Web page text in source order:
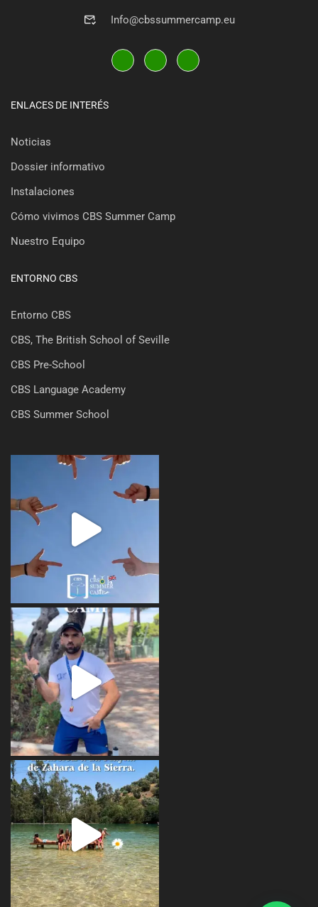
Info@cbssummercamp.eu
ENLACES DE INTERÉS
Noticias
Dossier informativo
Instalaciones
Cómo vivimos CBS Summer Camp
Nuestro Equipo
ENTORNO CBS
Entorno CBS
CBS, The British School of Seville
CBS Pre-School
CBS Language Academy
CBS Summer School